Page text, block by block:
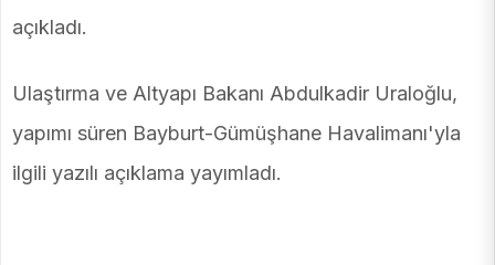
açıkladı.
Ulaştırma ve Altyapı Bakanı Abdulkadir Uraloğlu,
yapımı süren Bayburt-Gümüşhane Havalimanı'yla
ilgili yazılı açıklama yayımladı.